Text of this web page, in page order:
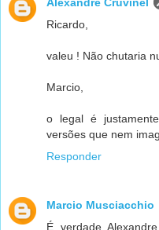
Ricardo,
valeu ! Não chutaria
Marcio,
o legal é
versões que nem
Responder
Marcio Musciacchio
É verdade